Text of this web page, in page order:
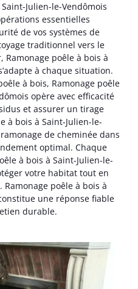
Julien-le-Vendômois
essentielles
de vos systèmes de
traditionnel vers le
poêle à bois à
à chaque situation.
à bois, Ramonage poêle
opère avec efficacité
et assurer un tirage
à bois à Saint-Julien-le-
de cheminée dans
optimal. Chaque
à bois à Saint-Julien-le-
votre habitat tout en
poêle à bois à
une réponse fiable
durable.